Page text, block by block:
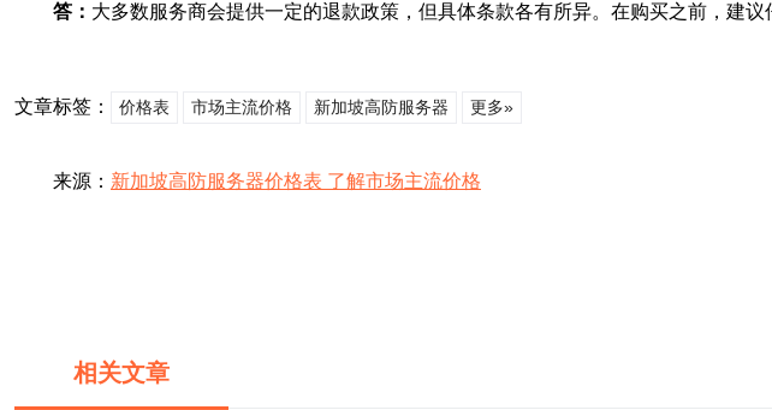
答： 大多数服务商会提供一定的退款政策，但具体条款各有所异。在购买之前，建
文章标签： 价格表 市场主流价格 新加坡高防服务器 更多»
来源： 新加坡高防服务器价格表 了解市场主流价格
相关文章